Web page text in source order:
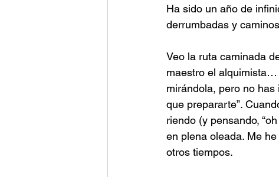
Ha sido un año de
derrumbadas y
Veo la ruta caminada
maestro el alquimista…
mirándola, pero no
que prepararte”.
riendo (y pensando,
en plena oleada. Me
otros tiempos.